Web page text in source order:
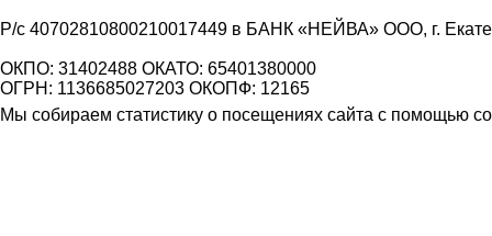
Р/с 40702810800210017449 в БАНК «НЕЙВА» ООО, г.
ОКПО: 31402488 ОКАТО: 65401380000
ОГРН: 1136685027203 ОКОПФ: 12165
Мы собираем статистику о посещениях сайта с помощью